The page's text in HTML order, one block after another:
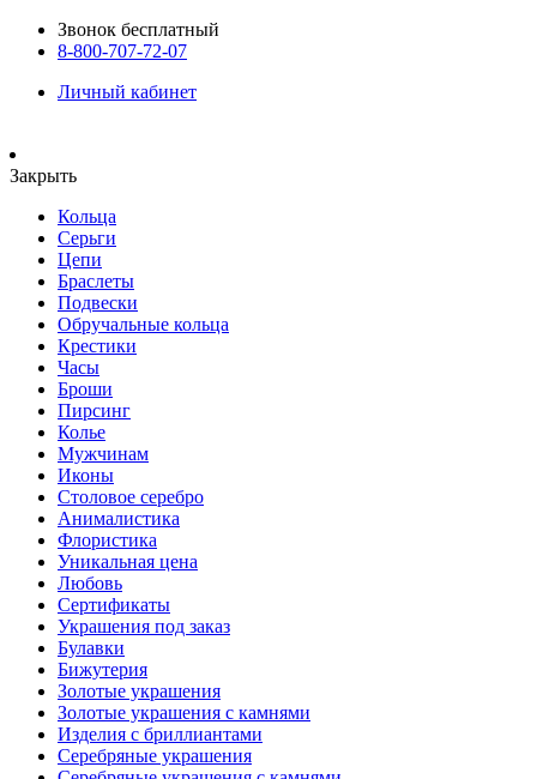
Звонок бесплатный
8-800-707-72-07
Личный кабинет
Закрыть
Кольца
Серьги
Цепи
Браслеты
Подвески
Обручальные кольца
Крестики
Часы
Броши
Пирсинг
Колье
Мужчинам
Иконы
Столовое серебро
Анималистика
Флористика
Уникальная цена
Любовь
Сертификаты
Украшения под заказ
Булавки
Бижутерия
Золотые украшения
Золотые украшения с камнями
Изделия с бриллиантами
Серебряные украшения